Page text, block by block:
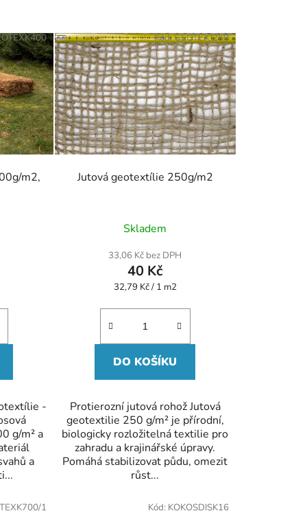
m2,
-
g/m² a
a
Jutová geotextílie 250g/m2
hodnocení
je
5,0
z
hvězdiček.
Skladem
33,06 Kč bez DPH
40 Kč
Měrná
32,79 Kč / 1 m2
DO KOŠÍKU
Protierozní jutová rohož Jutová
geotextilie 250 g/m² je přírodní,
biologicky rozložitelná textilie pro
zahradu a krajinářské úpravy.
Pomáhá stabilizovat půdu, omezit
růst...
Kód:GEOTEXJ250
1 Kód: KOKOSDISK16